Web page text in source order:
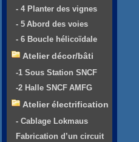
- 4 Planter des vignes
- 5 Abord des voies
- 6 Boucle hélicoïdale
Atelier décor/bâti
-1 Sous Station SNCF
-2 Halle SNCF AMFG
Atelier électrification
- Cablage Lokmaus
Fabrication d’un circuit